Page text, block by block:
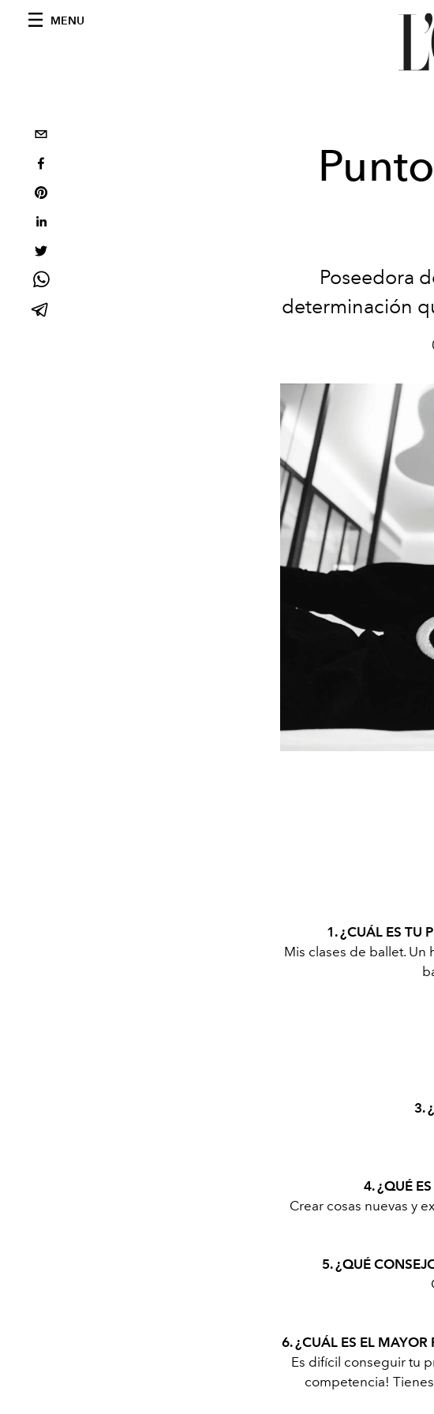
MENU
Poseedora
determinación
1. ¿CUÁL ES TU
Mis clases de ballet.
3.
4. ¿QUÉ
Crear cosas nuevas y
5. ¿QUÉ
6. ¿CUÁL ES EL MAYOR
Es difícil conseguir tu
competencia!